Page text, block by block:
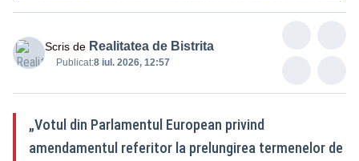
Scris de Realitatea de Bistrita
Publicat:8 iul. 2026, 12:57
„Votul din Parlamentul European privind
amendamentul referitor la prelungirea termenelor de